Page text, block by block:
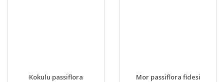
Kokulu passiflora
Mor passiflora fidesi